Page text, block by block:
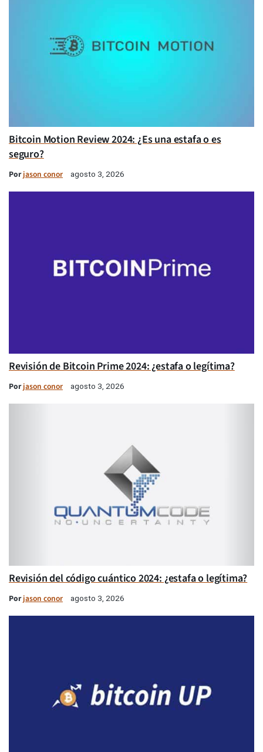
Bitcoin Motion Review 2024: ¿Es una estafa o es
seguro?
Porjason conor agosto 3, 2026
Revisión de Bitcoin Prime 2024: ¿estafa o legítima?
Porjason conor agosto 3, 2026
Revisión del código cuántico 2024: ¿estafa o legítima?
Porjason conor agosto 3, 2026